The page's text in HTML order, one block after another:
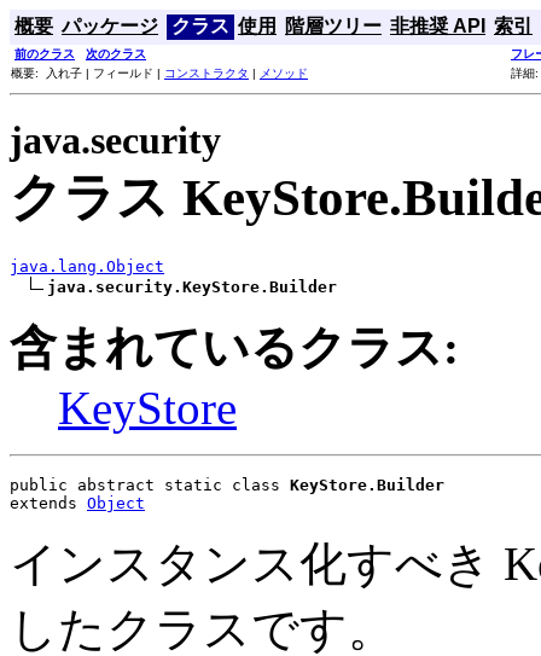
概要 パッケージ クラス 使用 階層ツリー 非推奨 API 索引
前のクラス 次のクラス
フレ
概要: 入れ子 | フィールド | コンストラクタ | メソッド 詳細
java.security
クラス
java.lang.Object
java.security.KeyStore.Builder
含まれているクラス:
KeyStore
public abstract static class KeyStore.Builder
extends Object
インスタンス化すべき
したクラスです。